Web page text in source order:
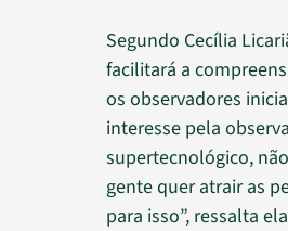
Segundo Cecília
facilitará a
os observadores
interesse pela
supertecnológico,
gente quer atrair as
para isso”, ressalta